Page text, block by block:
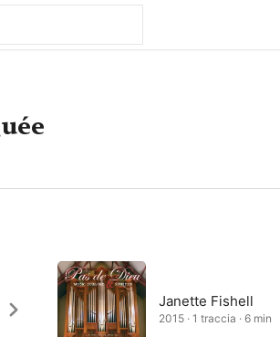
Janette Fishell
2015 · 1 traccia · 6 min